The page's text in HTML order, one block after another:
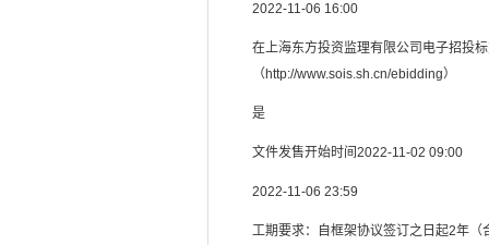
2022-11-06 16:00
在上海东方投资监理有限公司电子招投
（http://www.sois.sh.cn/ebidding）
是
文件发售开始时间 2022-11-02 09:00
2022-11-06 23:59
工期要求：自框架协议签订之日起2年